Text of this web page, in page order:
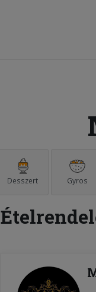
Desszert Gyros